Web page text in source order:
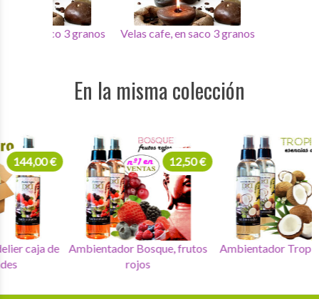
Velas cafe, en saco 3 granos Velas cafe, en saco 3
En la misma colección
Ambientadores delier caja de
144,00 €
Ambientador Bosque, frutos
12,50 €